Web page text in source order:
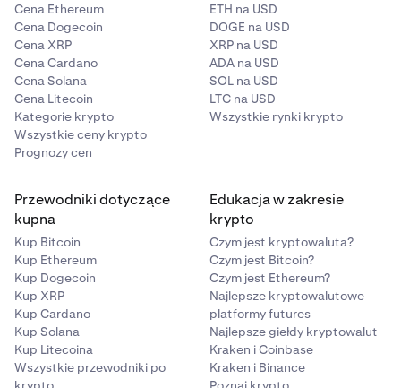
Cena Ethereum
Cena Dogecoin
Cena XRP
Cena Cardano
Cena Solana
Cena Litecoin
Kategorie krypto
Wszystkie ceny krypto
Prognozy cen
ETH na USD
DOGE na USD
XRP na USD
ADA na USD
SOL na USD
LTC na USD
Wszystkie rynki krypto
Przewodniki dotyczące
kupna
Kup Bitcoin
Kup Ethereum
Kup Dogecoin
Kup XRP
Kup Cardano
Kup Solana
Kup Litecoina
Wszystkie przewodniki po
Edukacja w zakresie
krypto
Czym jest kryptowaluta?
Czym jest Bitcoin?
Czym jest Ethereum?
Najlepsze kryptowalutowe
platformy futures
Najlepsze giełdy kryptowalut
Kraken i Coinbase
Kraken i Binance